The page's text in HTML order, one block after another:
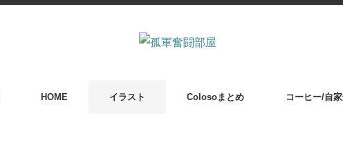
HOME イラスト Colosoまとめ コーヒー/自